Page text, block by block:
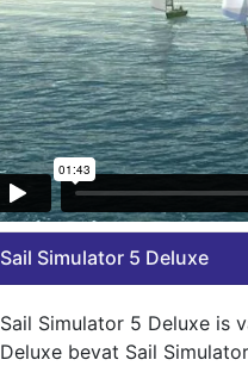
Sail Simulator 5 Deluxe
Sail Simulator 5 Deluxe is
Deluxe bevat Sail